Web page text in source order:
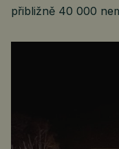
přibližně 40 000